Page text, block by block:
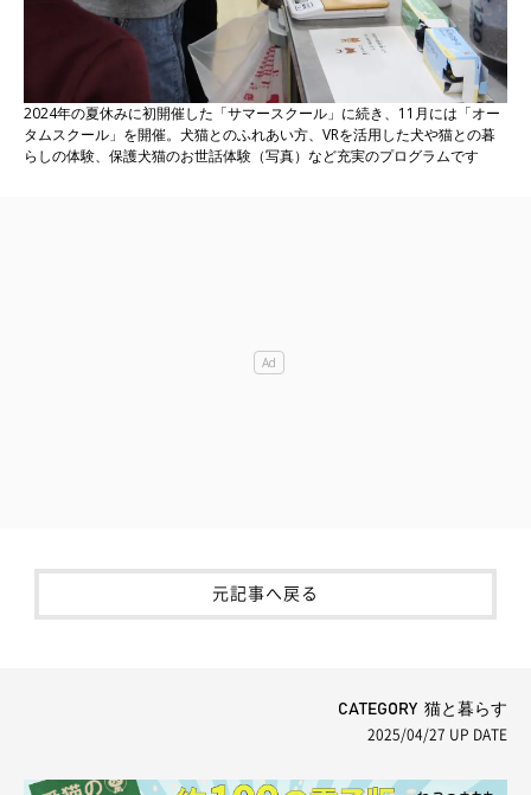
2024年の夏休みに初開催した「サマースクール」に続き、11月には「オー
タムスクール」を開催。犬猫とのふれあい方、VRを活用した犬や猫との暮
らしの体験、保護犬猫のお世話体験（写真）など充実のプログラムです
元記事へ戻る
CATEGORY 猫と暮らす
2025/04/27 UP DATE